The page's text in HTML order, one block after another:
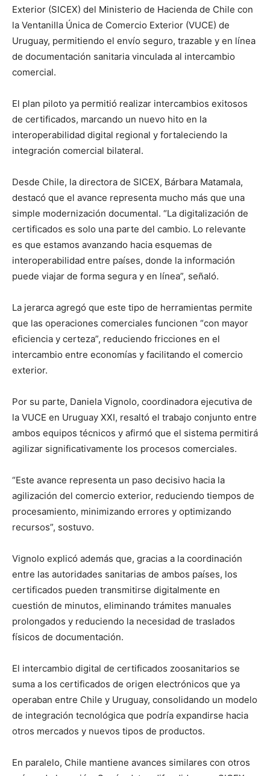
Exterior (SICEX) del Ministerio de Hacienda de Chile con
la Ventanilla Única de Comercio Exterior (VUCE) de
Uruguay, permitiendo el envío seguro, trazable y en línea
de documentación sanitaria vinculada al intercambio
comercial.
El plan piloto ya permitió realizar intercambios exitosos
de certificados, marcando un nuevo hito en la
interoperabilidad digital regional y fortaleciendo la
integración comercial bilateral.
Desde Chile, la directora de SICEX, Bárbara Matamala,
destacó que el avance representa mucho más que una
simple modernización documental. “La digitalización de
certificados es solo una parte del cambio. Lo relevante
es que estamos avanzando hacia esquemas de
interoperabilidad entre países, donde la información
puede viajar de forma segura y en línea”, señaló.
La jerarca agregó que este tipo de herramientas permite
que las operaciones comerciales funcionen “con mayor
eficiencia y certeza”, reduciendo fricciones en el
intercambio entre economías y facilitando el comercio
exterior.
Por su parte, Daniela Vignolo, coordinadora ejecutiva de
la VUCE en Uruguay XXI, resaltó el trabajo conjunto entre
ambos equipos técnicos y afirmó que el sistema permitirá
agilizar significativamente los procesos comerciales.
“Este avance representa un paso decisivo hacia la
agilización del comercio exterior, reduciendo tiempos de
procesamiento, minimizando errores y optimizando
recursos”, sostuvo.
Vignolo explicó además que, gracias a la coordinación
entre las autoridades sanitarias de ambos países, los
certificados pueden transmitirse digitalmente en
cuestión de minutos, eliminando trámites manuales
prolongados y reduciendo la necesidad de traslados
físicos de documentación.
El intercambio digital de certificados zoosanitarios se
suma a los certificados de origen electrónicos que ya
operaban entre Chile y Uruguay, consolidando un modelo
de integración tecnológica que podría expandirse hacia
otros mercados y nuevos tipos de productos.
En paralelo, Chile mantiene avances similares con otros